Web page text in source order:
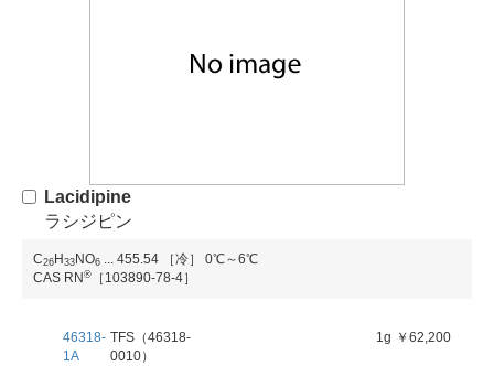
Lacidipine
ラシジピン
C26 H 33 NO6 ... 455.54
［冷］ 0℃～6℃
CAS RN ® ［103890-78-4］
46318-
1A
TFS（46318-
0010）
1g ￥62,200